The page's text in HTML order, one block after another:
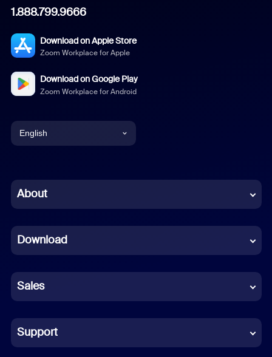
1.888.799.9666
Download on Apple Store
Zoom Workplace for Apple
Download on Google Play
Zoom Workplace for Android
English
Chinese (Simplified)
French
German
Indonesian
Italian
About
Download
Sales
Support